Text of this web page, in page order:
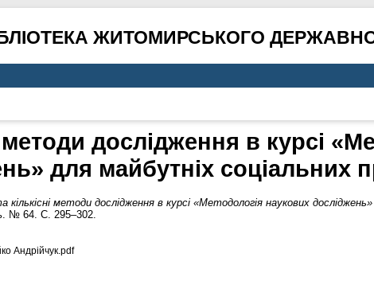
ЖИТОМИРСЬКОГО
методи дослідження в курсі
для майбутніх соціальних
кількісні методи дослідження в курсі «Методологія наукових
№ 64. С. 295–302.
Андрійчук.pdf